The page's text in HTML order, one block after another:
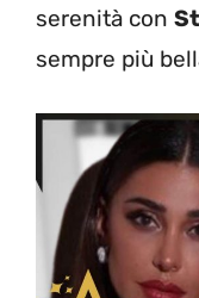
serenità con
sempre più